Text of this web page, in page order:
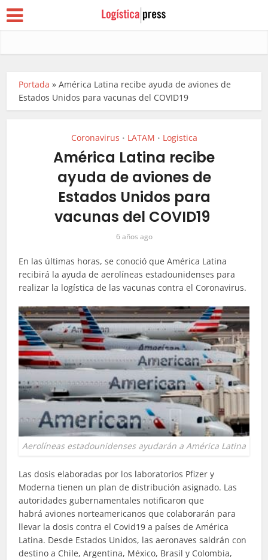
Portada »América Latina recibe ayuda de aviones de
Estados Unidos para vacunas del COVID19
Coronavirus • LATAM • Logistica
América Latina recibe
ayuda de aviones de
Estados Unidos para
vacunas del COVID19
6 años ago
En las últimas horas, se conoció que América Latina
recibirá la ayuda de aerolíneas estadounidenses para
realizar la logística de las vacunas contra el Coronavirus.
Aerolíneas estadounidenses ayudarán a América Latina
Las dosis elaboradas por los laboratorios Pfizer y
Moderna tienen un plan de distribución asignado. Las
autoridades gubernamentales notificaron que
habráaviones norteamericanos que colaborarán para
llevar la dosis contra el Covid19 a países de América
Latina. Desde Estados Unidos, las aeronaves saldrán con
destino a Chile, Argentina, México, Brasil y Colombia,